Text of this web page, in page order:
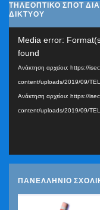
ΤΗΛΕΟΠΤΙΚΟ ΣΠΟΤ
ΔΙΚΤΥΟΥ
Αναπαραγωγής
Βίντεο
Media error:
found
Ανάκτηση αρχείου: https://
content/uploads/2019/09/
Ανάκτηση αρχείου: https://
content/uploads/2019/09/
ΠΑΝΕΛΛΗΝΙΟ